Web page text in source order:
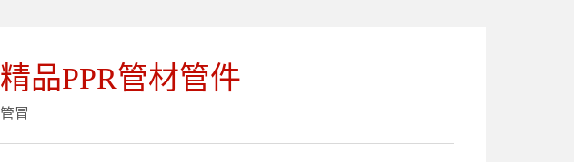
精品PPR管材管件
管冒